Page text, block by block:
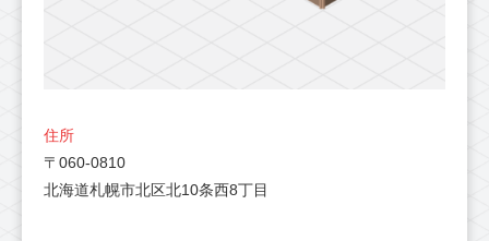
住所
〒060-0810
北海道札幌市北区北10条西8丁目